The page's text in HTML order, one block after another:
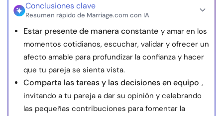
Recursos
Comunidad
Encuentra un terapeuta
Idioma
Conclusiones clave
Resumen rápido de Marriage.com con IA
Estar presente de manera constante y amar en los
momentos cotidianos, escuchar, validar y ofrecer un
afecto amable para profundizar la confianza y hacer
que tu pareja se sienta vista.
Comparta las tareas y las decisiones en equipo ,
invitando a tu pareja a dar su opinión y celebrando
las pequeñas contribuciones para fomentar la